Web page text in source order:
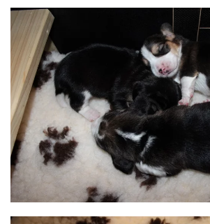
BILD ANZEIGEN